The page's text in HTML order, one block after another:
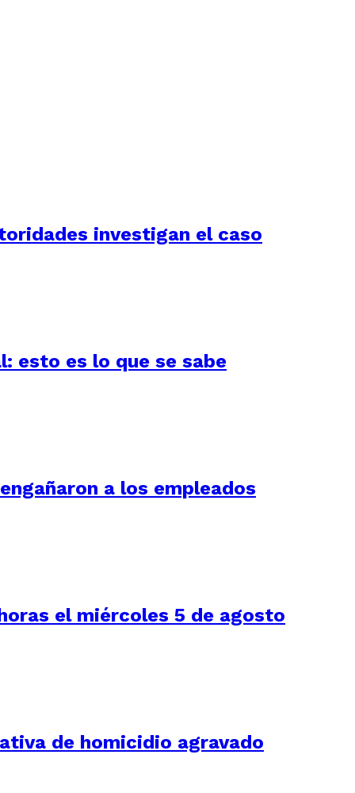
investigan el caso
esto es lo que se sabe
a los empleados
el miércoles 5 de agosto
de homicidio agravado